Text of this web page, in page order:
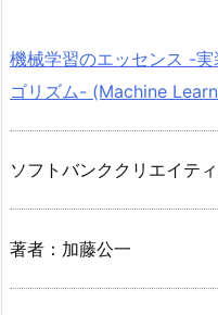
機械学習のエッセンス -
ゴリズム- (Machine
ソフトバンククリエイテ
著者：加藤公一